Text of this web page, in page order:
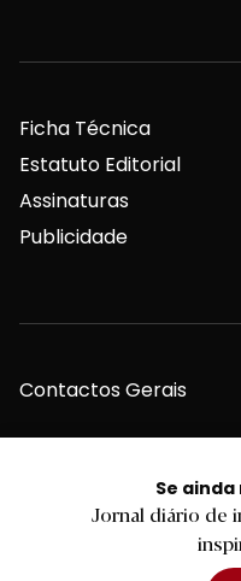
Se
Jornal diário de
Ficha Técnica
Estatuto Editorial
Assinaturas
Publicidade
Contactos Gerais